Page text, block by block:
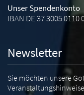
Unser Spendenkonto
IBAN DE 37 3005 0110
Newsletter
Sie möchten unsere